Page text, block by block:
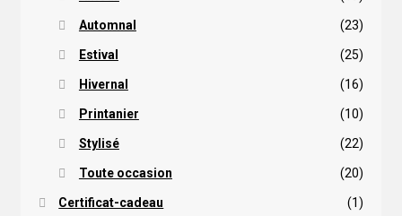
Automnal (23)
Estival (25)
Hivernal (16)
Printanier (10)
Stylisé (22)
Toute occasion (20)
Certificat-cadeau (1)